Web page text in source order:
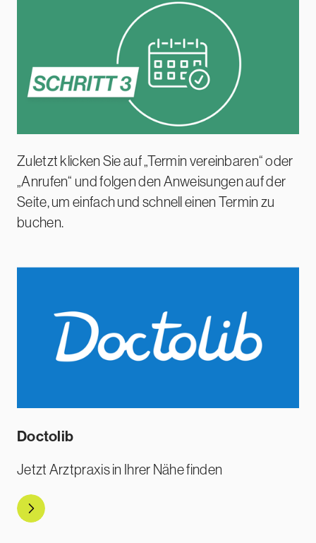
Zuletzt klicken Sie auf „Termin vereinbaren“ oder
„Anrufen“ und folgen den Anweisungen auf der
Seite, um einfach und schnell einen Termin zu
buchen.
Doctolib
Jetzt Arztpraxis in Ihrer Nähe finden